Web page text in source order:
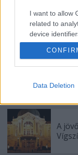
I want to allow
related to
device
I want to allow
related to
I want to
I want to allow
related to
functionality
user protection.
Data Deletion
A